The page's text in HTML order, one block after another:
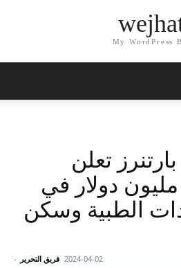
My WordPress
تعلن
استثمار 450 مليون دولار في
الطبية وسكن
فريق التحرير - 2024-04-02